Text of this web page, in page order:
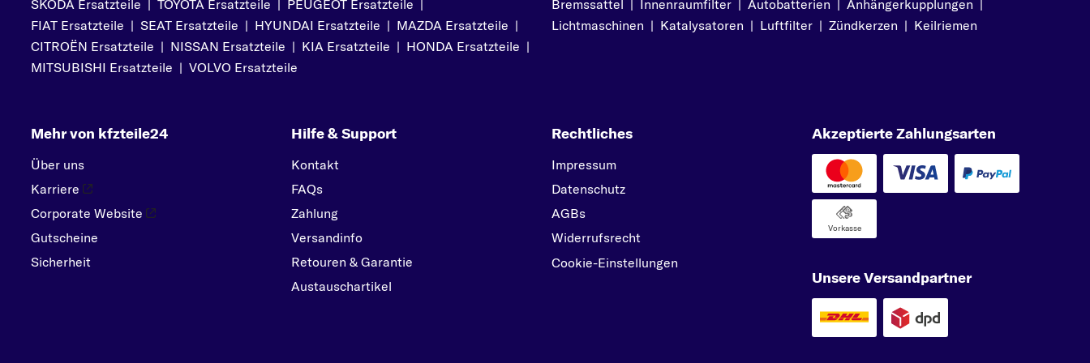
PEUGEOT
PORSCHE
R
SKODA
SMART
SUBARU
SUZUKI
TOYOTA
VECTRA
SKODA Ersatzteile | TOYOTA Ersatzteile | PEUGEOT Ersatzteile |
FIAT Ersatzteile | SEAT Ersatzteile | HYUNDAI Ersatzteile | MAZDA Ersatzteile |
CITROËN Ersatzteile | NISSAN Ersatzteile | KIA Ersatzteile | HONDA Ersatzteile |
MITSUBISHI Ersatzteile | VOLVO Ersatzteile
Bremssattel | Innenraumfilter | Autobatterien | Anhängerkupplungen |
Lichtmaschinen | Katalysatoren | Luftfilter | Zündkerzen | Keilriemen
Mehr von kfzteile24
Über uns
Karriere
Corporate Website
Gutscheine
Sicherheit
Hilfe & Support
Kontakt
FAQs
Zahlung
Versandinfo
Retouren & Garantie
Austauschartikel
Rechtliches
Impressum
Datenschutz
AGBs
Widerrufsrecht
Cookie-Einstellungen
Akzeptierte Zahlungsarten
Vorkasse
Unsere Versandpartner